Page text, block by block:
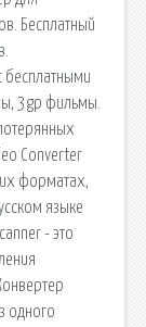
Бесплатный
бесплатными
3gp фильмы.
Converter
форматах,
языке
- это
одного